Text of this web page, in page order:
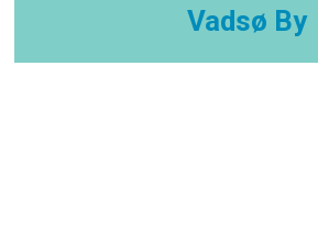
Vadsø By